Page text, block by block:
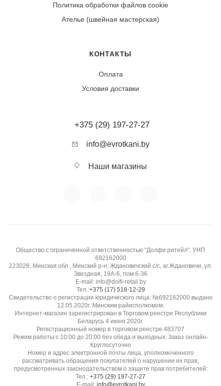
Политика обработки файлов cookie
Ателье (швейная мастерская)
КОНТАКТЫ
Оплата
Условия доставки
+375 (29) 197-27-27
info@evrotkani.by
Наши магазины
Общество с ограниченной ответственностью "Долфи ритейл", УНП
692162000
223028, Минская обл., Минский р-н, Ждановичский с/с, аг.Ждановичи, ул.
Звездная, 19А-6, пом.6-36
E-mail: info@dolfi-retail.by
Тел.:+375 (17) 518-12-29
Свидетельство о регистрации юридического лица: №692162000 выдано
12.05.2020г. Минским райисполкомом.
Интернет-магазин зарегистрирован в Торговом реестре Республики
Беларусь 4 июня 2020г.
Регистрационный номер в торговом реестре:483707
Режим работы:с 10:00 до 20:00 без обеда и выходных. Заказ онлайн-
Круглосуточно
Номер и адрес электронной почты лица, уполномоченного
рассматривать обращения покупателей о нарушении их прав,
предусмотренных законодательством о защите прав потребителей:
Тел.: +375 (29) 197-27-27
E-mail: info@evrotkani.by